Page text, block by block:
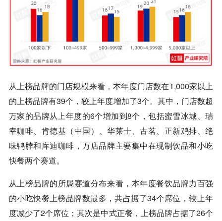
从上榜品牌的门店规模来看，本年度门店数在1,000家以上
的上榜品牌有39个，较上年度增加了3个。其中，门店数超
万家的品牌从上年度的6个增加到8个，包括蜜雪冰城、瑞
幸咖啡 、肯德基（中国）、华莱士、古茗 、正新鸡排、绝
味鸭脖和库迪咖啡 ，万店品牌主要集中在现制饮品和小吃
快餐两个赛道。
从上榜品牌的所属赛道分布来看，本年度餐饮品牌力百强
的小吃快餐上榜品牌数最多，共占据了34个席位，较上年
度减少了2个席位；其次是中式正餐，上榜品牌占据了26个